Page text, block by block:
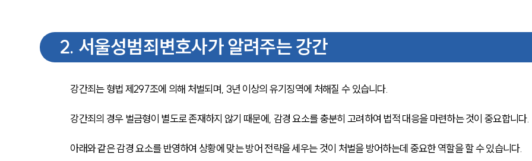
2. 서울성범죄변호사가 알려주는 강간
강간죄는 형법 제297조에 의해 처벌되며, 3년 이상의 유기징역에 처해질 수 있습니다.
강간죄의 경우 벌금형이 별도로 존재하지 않기 때문에, 감경 요소를 충분히 고려하여 법적 대응을 마련하는 것이 중요합니다.
아래와 같은 감경 요소를 반영하여 상황에 맞는 방어 전략을 세우는 것이 처벌을 방어하는데 중요한 역할을 할 수 있습니다.